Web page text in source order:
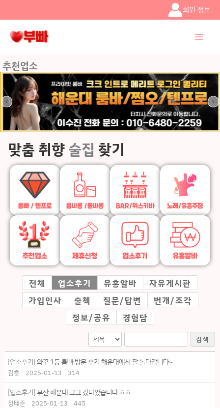
건너뛰기
회원 정보
추천업소
맞춤 취향 술집 찾기
전체 업소후기 유흥알바
자유게시판
가입인사
출첵 질문/답변
번개/조각
정보/공유
경험담
검색
[업소후기] 와꾸 1등 룸빠 방문 후기 해운대에서 잘 놀다갑니다~
김훈 2025-01-13 314
[업소후기] 부산 해운대 크크 갔다왔습니다 ㅎㅎ
정태준 2025-01-13 445